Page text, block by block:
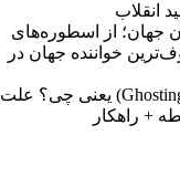
انقلاب
جهان؛ از اسطوره‌های
خواننده جهان در
گوست کردن (Ghosting) یعنی چی؟ علت
+ راهکار